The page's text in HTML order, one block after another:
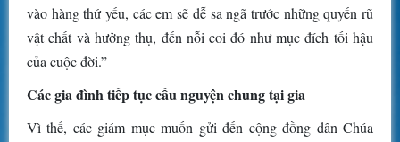
vào hàng thứ yếu, các em sẽ dễ sa ngã trước những quyến rũ
vật chất và hưởng thụ, đến nỗi coi đó như mục đích tối hậu
của cuộc đời.”
Các gia đình tiếp tục cầu nguyện chung tại gia
Vì thế, các giám mục muốn gửi đến cộng đồng dân Chúa